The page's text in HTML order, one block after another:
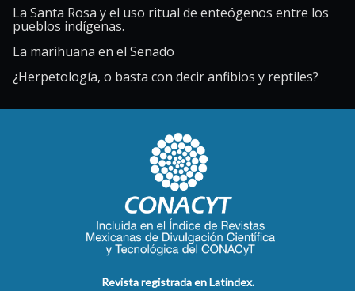
La Santa Rosa y el uso ritual de enteógenos entre los
pueblos indígenas.
La marihuana en el Senado
¿Herpetología, o basta con decir anfibios y reptiles?
Revista registrada en Latindex.